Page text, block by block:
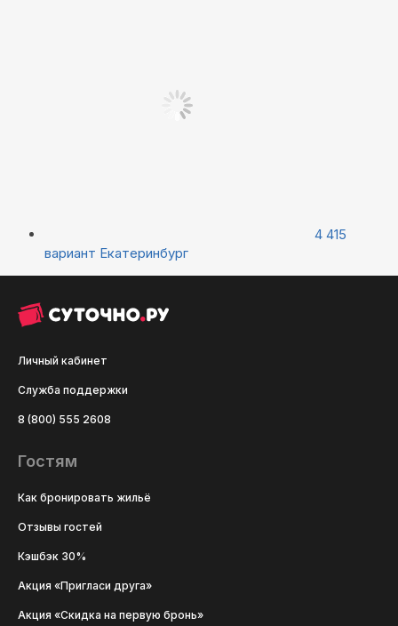
4 415
вариант Екатеринбург
Личный кабинет
Служба поддержки
8 (800) 555 2608
Гостям
Как бронировать жильё
Отзывы гостей
Кэшбэк 30%
Акция «Пригласи друга»
Акция «Скидка на первую бронь»